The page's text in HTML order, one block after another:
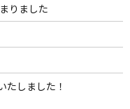
りました
たしました！